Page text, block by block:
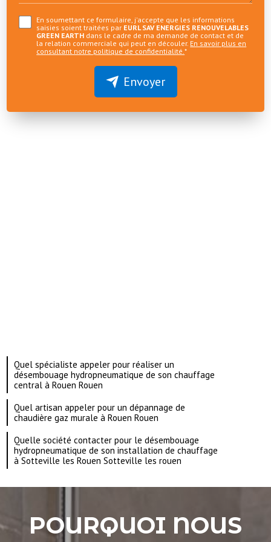
En soumettant ce formulaire, j'accepte que les informations
saisies soient traitées par EURL SAV ENERGIES RENOUVELABLES
GREEN EARTH dans le cadre de ma demande de contact et de
la relation commerciale qui peut en découler. En savoir plus en
consultant notre politique de confidentialité.*
Envoyer
Quel spécialiste appeler pour réaliser un
désembouage hydropneumatique de son chauffage
central à Rouen Rouen
Quel artisan appeler pour un dépannage de
chaudière gaz murale à Rouen Rouen
Quelle société contacter pour le désembouage
hydropneumatique de son installation de chauffage
à Sotteville les Rouen Sotteville les rouen
POURQUOI NOUS